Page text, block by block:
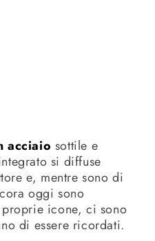
acciaio sottile e
si diffuse
e, mentre sono di
oggi sono
icone, ci sono
di essere ricordati.